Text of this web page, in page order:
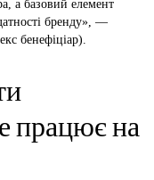
а базовий елемент
бренду», —
бенефіціар).
працює на